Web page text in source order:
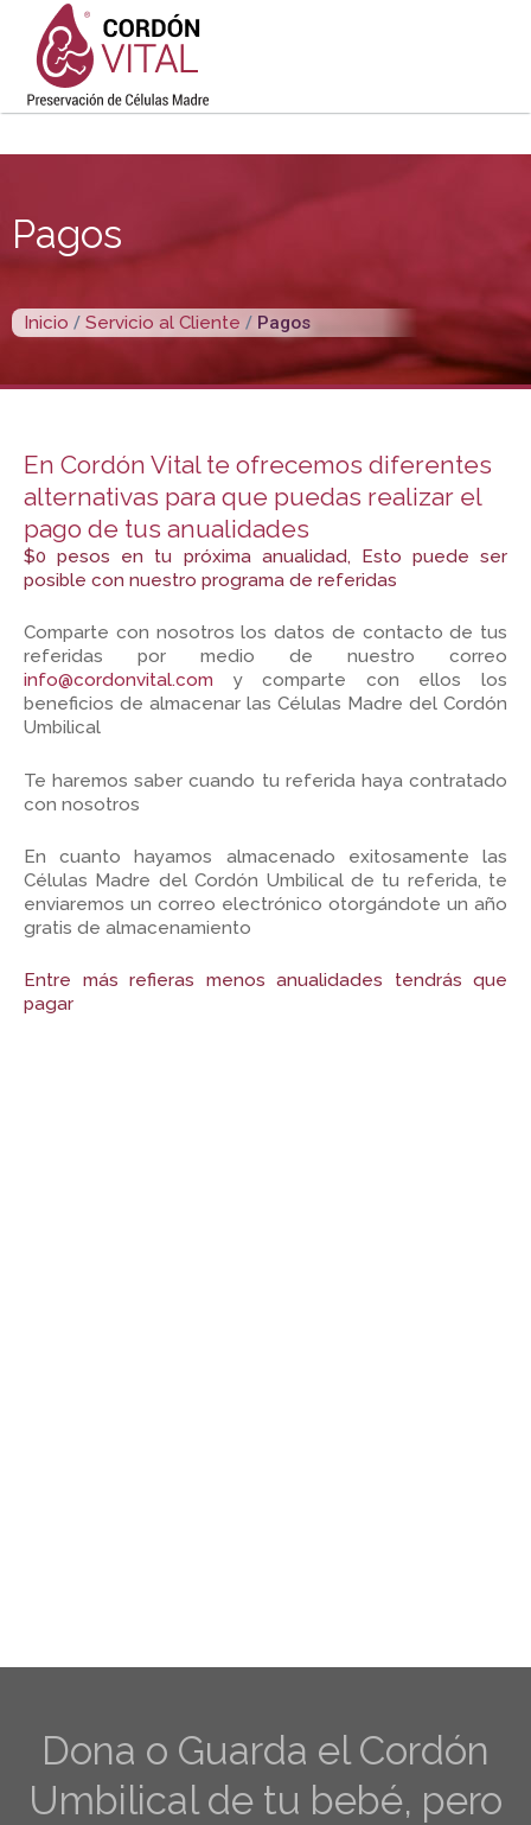
contenido
Pagos
Inicio / Servicio al Cliente / Pagos
En Cordón Vital te ofrecemos diferentes
alternativas para que puedas realizar el
pago de tus anualidades
$0 pesos en tu próxima anualidad, Esto puede ser
posible con nuestro programa de referidas
Comparte con nosotros los datos de contacto de tus
referidas por medio de nuestro correo
info@cordonvital.com y comparte con ellos los
beneficios de almacenar las Células Madre del Cordón
Umbilical
Te haremos saber cuando tu referida haya contratado
con nosotros
En cuanto hayamos almacenado exitosamente las
Células Madre del Cordón Umbilical de tu referida, te
enviaremos un correo electrónico otorgándote un año
gratis de almacenamiento
Entre más refieras menos anualidades tendrás que
pagar
Dona o Guarda el Cordón
Umbilical de tu bebé, pero